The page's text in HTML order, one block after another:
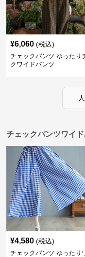
¥6,060 (税込)
チェックパンツ ゆったり
クワイドパンツ
チェックパンツワイ
¥4,580 (税込)
チェックパンツ ゆったり